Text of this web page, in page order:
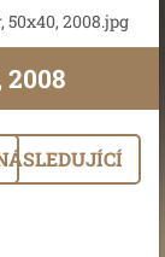
50x40, 2008.jpg
2008